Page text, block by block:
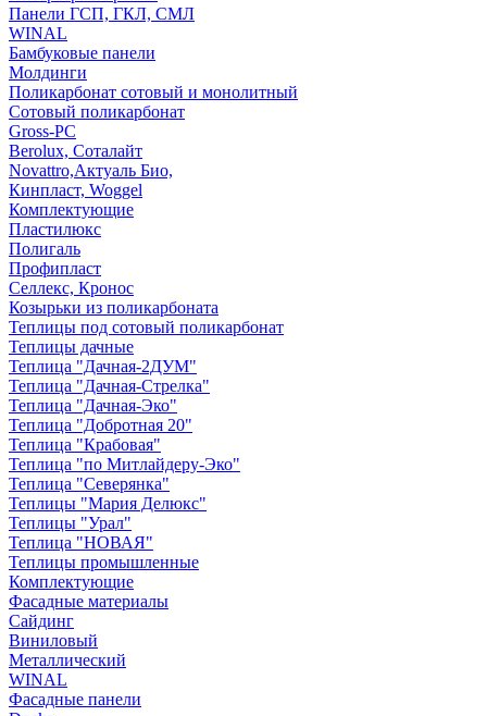
Панели ГСП, ГКЛ, СМЛ
WINAL
Бамбуковые панели
Молдинги
Поликарбонат сотовый и монолитный
Сотовый поликарбонат
Gross-PC
Berolux, Соталайт
Novattro,Актуаль Био,
Кинпласт, Woggel
Комплектующие
Пластилюкс
Полигаль
Профипласт
Селлекс, Кронос
Козырьки из поликарбоната
Теплицы под сотовый поликарбонат
Теплицы дачные
Теплица "Дачная-2ДУМ"
Теплица "Дачная-Стрелка"
Теплица "Дачная-Эко"
Теплица "Добротная 20"
Теплица "Крабовая"
Теплица "по Митлайдеру-Эко"
Теплица "Северянка"
Теплицы "Мария Делюкс"
Теплицы "Урал"
Теплица "НОВАЯ"
Теплицы промышленные
Комплектующие
Фасадные материалы
Сайдинг
Виниловый
Металлический
WINAL
Фасадные панели